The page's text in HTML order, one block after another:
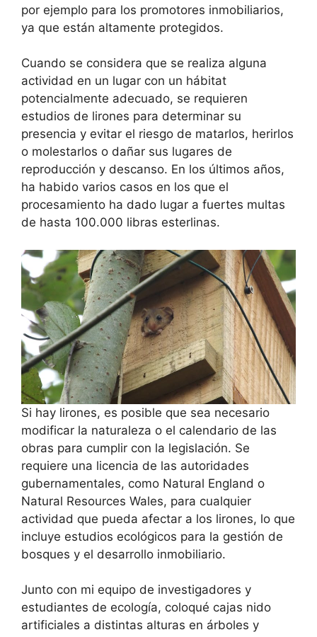
por ejemplo para los promotores inmobiliarios,
ya que están altamente protegidos.
Cuando se considera que se realiza alguna
actividad en un lugar con un hábitat
potencialmente adecuado, se requieren
estudios de lirones para determinar su
presencia y evitar el riesgo de matarlos, herirlos
o molestarlos o dañar sus lugares de
reproducción y descanso. En los últimos años,
ha habido varios casos en los que el
procesamiento ha dado lugar a fuertes multas
de hasta 100.000 libras esterlinas.
Si hay lirones, es posible que sea necesario
modificar la naturaleza o el calendario de las
obras para cumplir con la legislación. Se
requiere una licencia de las autoridades
gubernamentales, como Natural England o
Natural Resources Wales, para cualquier
actividad que pueda afectar a los lirones, lo que
incluye estudios ecológicos para la gestión de
bosques y el desarrollo inmobiliario.
Junto con mi equipo de investigadores y
estudiantes de ecología, coloqué cajas nido
artificiales a distintas alturas en árboles y